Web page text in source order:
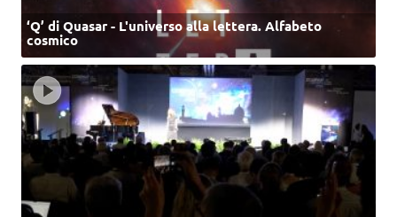
‘Q’ di Quasar - L'universo alla lettera. Alfabeto
cosmico